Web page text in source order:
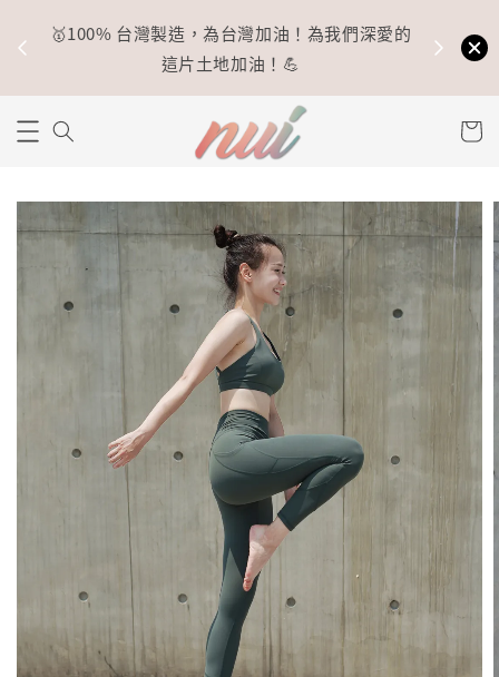
🥇100% 台灣製造，為台灣加油！為我們深愛的
這片土地加油！💪